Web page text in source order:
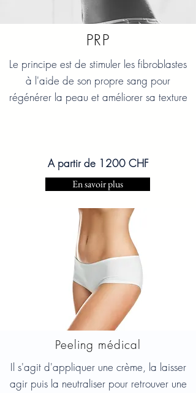
PRP
Le principe est de stimuler les fibroblastes
à l'aide de son propre sang pour
régénérer la peau et améliorer sa texture
A partir de 1200 CHF
En savoir plus
Peeling médical
Il s'agit d'appliquer une crème, la laisser
agir puis la neutraliser pour retrouver une